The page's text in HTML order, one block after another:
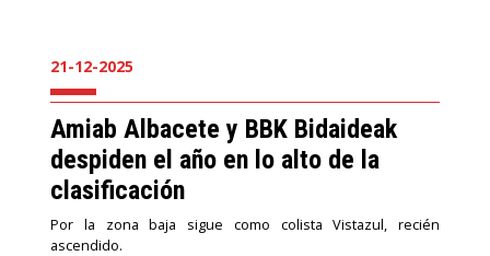
21-12-2025
Amiab Albacete y BBK Bidaideak
despiden el año en lo alto de la
clasificación
Por la zona baja sigue como colista Vistazul, recién
ascendido.